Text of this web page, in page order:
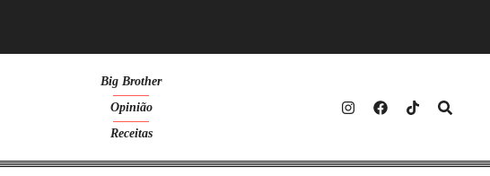
Big Brother
Opinião
Receitas